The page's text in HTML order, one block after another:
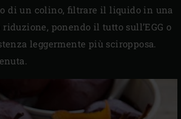
di un colino, filtrare il liquido in una
ponendo il tutto sull’EGG o
leggermente più sciropposa.